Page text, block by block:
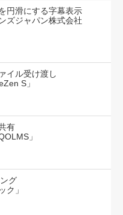
円滑にする字幕表示
ズジャパン株式会社
イル受け渡し
S」
有
」
グ
ク」